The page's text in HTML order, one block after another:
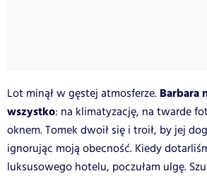
Lot minął w gęstej atmosferze. Barbara
wszystko: na klimatyzację, na twarde
oknem. Tomek dwoił się i troił, by jej
ignorując moją obecność. Kiedy
luksusowego hotelu, poczułam ulgę.